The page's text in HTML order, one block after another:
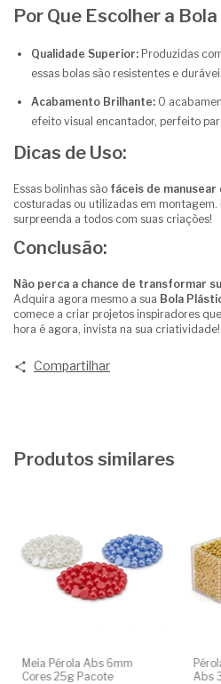
Por Que Escolher a
Qualidade Superior: Produzidas
essas bolas são resistentes e
Acabamento Brilhante: O
efeito visual encantador, perfeito
Dicas de Uso:
Essas bolinhas são fáceis de manusear
costuradas ou utilizadas em
surpreenda a todos com suas criações!
Conclusão:
Não perca a chance de transformar
Adquira agora mesmo a sua Bola
comece a criar projetos inspiradores
hora é agora, invista na sua criatividade!
Compartilhar
Produtos similares
Meia Pérola Abs 6mm
Cores 25g Pacote
Abs